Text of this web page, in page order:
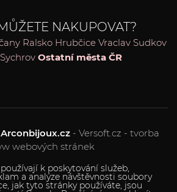
k poskytování služeb,
a analýze návštěvnosti soubory
jak tyto stránky používáte, jsou
NAKUPOVAT?
Ralsko Hrubčice Vraclav Sudkov
Sychrov Ostatní města ČR
Arconbijoux.cz - Versoft.cz - tvorba
webových stránek